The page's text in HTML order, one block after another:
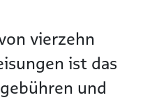
vierzehn
ist das
und